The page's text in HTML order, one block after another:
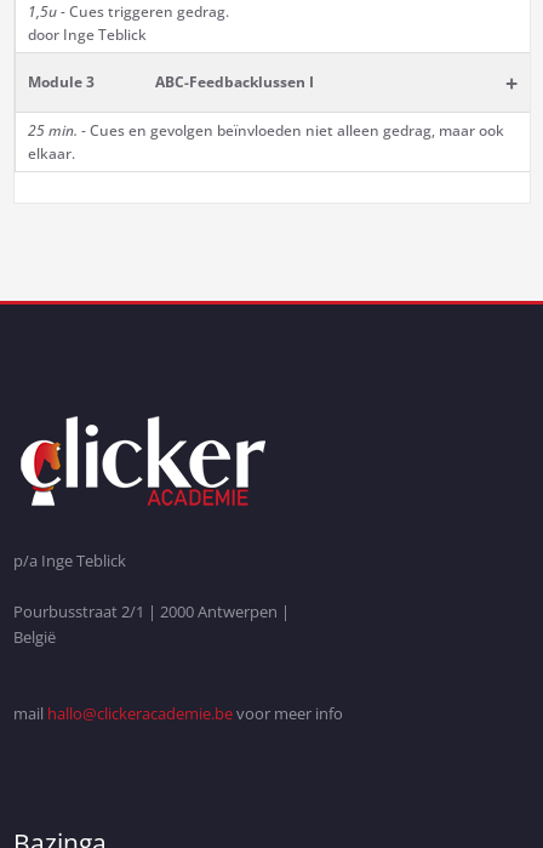
1,5u -Cues triggeren gedrag.
door Inge Teblick
Module 3 ABC-Feedbacklussen I +
25 min. - Cues en gevolgen beïnvloeden niet alleen gedrag, maar ook
elkaar.
p/a Inge Teblick
Pourbusstraat 2/1 | 2000 Antwerpen |
België
mail hallo@clickeracademie.bevoor meer info